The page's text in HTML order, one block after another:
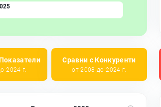
2024 г.
Сравни с Конкуренти
от 2008 до 2024 г.